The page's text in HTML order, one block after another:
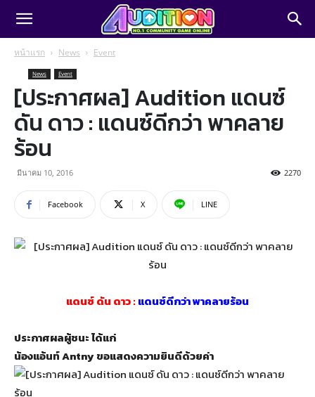
หน้าแรก News Event
News Event
[ประกาศผล] Audition แดนซ์
ดัน ดาว : แดนซ์ดีกว่า พาคลาย
ร้อน
มีนาคม 10, 2016 2270
Facebook X LINE
แดนซ์ ดัน ดาว :แดนซ์ดีกว่า พาคลายร้อน
ประกาศผลผู้ชนะ ได้แก่
น้องแอ้นท์ Antny ขอแสดงความยินดีด้วยค่า